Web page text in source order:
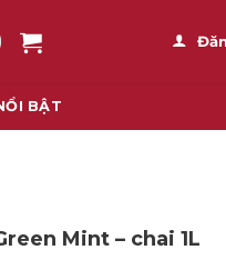
BẬT
Mint – chai 1L